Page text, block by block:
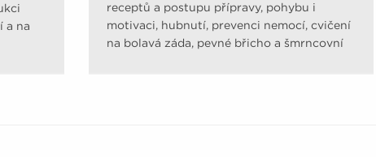
a na
receptů a postupu přípravy, pohybu i
motivaci, hubnutí, prevenci nemocí, cvičení
na bolavá záda, pevné břicho a šmrncovní